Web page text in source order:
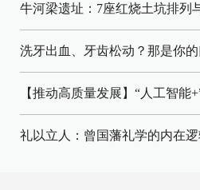
牛河梁遗址：7座红烧土坑排列
洗牙出血、牙齿松动？那是你
【推动高质量发展】“人工智能
礼以立人：曾国藩礼学的内在